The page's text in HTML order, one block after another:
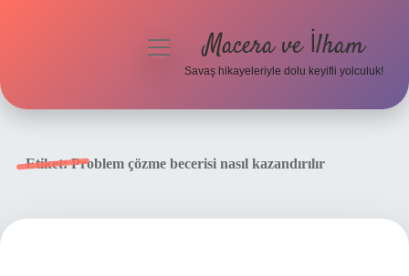
menüyüMacera ve İlham
Savaş hikayeleriyle dolu keyifli yolculuk!
Etiket:Problem çözme becerisi nasıl kazandırılır